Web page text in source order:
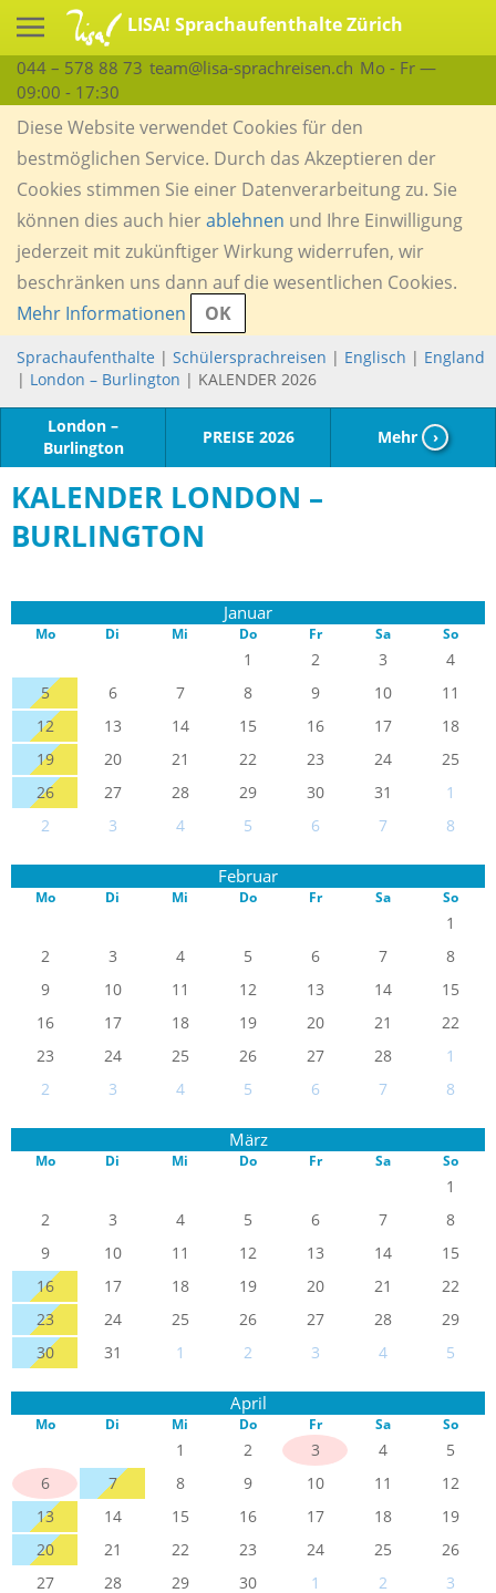
LISA! Sprachaufenthalte Zürich
044 – 578 88 73 team@lisa-sprachreisen.ch Mo - Fr —
09:00 - 17:30
Diese Website verwendet Cookies für den
bestmöglichen Service. Durch das Akzeptieren der
Cookies stimmen Sie einer Datenverarbeitung zu. Sie
können dies auch hierablehnen und Ihre Einwilligung
jederzeit mit zukünftiger Wirkung widerrufen, wir
beschränken uns dann auf die wesentlichen Cookies.
Mehr Informationen
OK
Sprachaufenthalte | Schülersprachreisen | Englisch | England
| London – Burlington | KALENDER 2026
London –
Burlington
PREISE 2026 Mehr ›
KALENDER LONDON –
BURLINGTON
Januar
Mo Di Mi Do Fr Sa So
1 2 3
4
5
6 7 8 9 10
11
12
13 14 15 16 17
18
19
20 21 22 23 24
25
26
27 28 29 30 31
1
2
3 4 5 6 7 8
Februar
Mo Di Mi Do Fr Sa So
1
2
3 4 5 6 7
8
9
10 11 12 13 14
15
16
17 18 19 20 21
22
23
24 25 26 27 28
1
2
3 4 5 6 7 8
März
Mo Di Mi Do Fr Sa So
1
2
3 4 5 6 7
8
9
10 11 12 13 14
15
16
17 18 19 20 21
22
23
24 25 26 27 28
29
30
31 1 2 3 4 5
April
Mo Di Mi Do Fr Sa So
1 2 3 4
5
6
7 8 9 10 11
12
13
14 15 16 17 18
19
20
21 22 23 24 25
26
27
28 29 30 1 2
3